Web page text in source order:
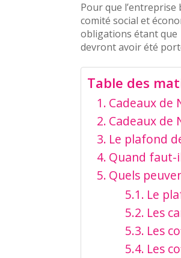
Pour que l’entreprise
comité social et
obligations étant que
devront avoir été
Table des
Cadeaux de
Cadeaux de
Le plafond
Quand faut-
Quels
Le
Les
Les
Les